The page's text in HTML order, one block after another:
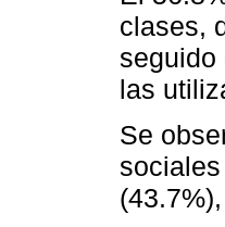
clases,
seguido
las
Se